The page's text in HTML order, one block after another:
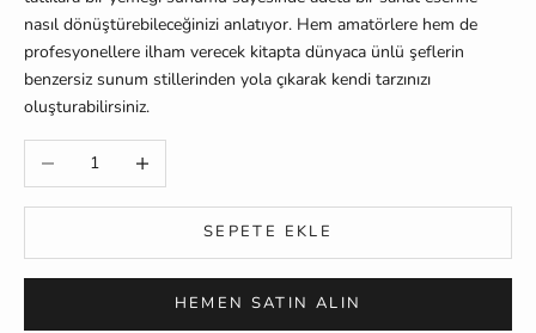
nasıl dönüştürebileceğinizi anlatıyor. Hem amatörlere hem de
profesyonellere ilham verecek kitapta dünyaca ünlü şeflerin
benzersiz sunum stillerinden yola çıkarak kendi tarzınızı
oluşturabilirsiniz.
Miktarı azalt Miktarı artır
SEPETE EKLE
HEMEN SATIN ALIN